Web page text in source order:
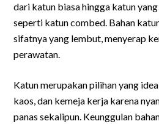
dari katun biasa hingga katun
seperti katun combed. Bahan
sifatnya yang lembut, menyerap
perawatan.
Katun merupakan pilihan yang
kaos, dan kemeja kerja karena
panas sekalipun. Keunggulan